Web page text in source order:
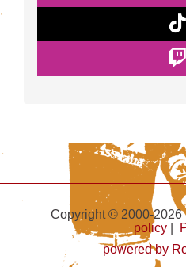
Copyright © 2000-2026
policy|
powered by